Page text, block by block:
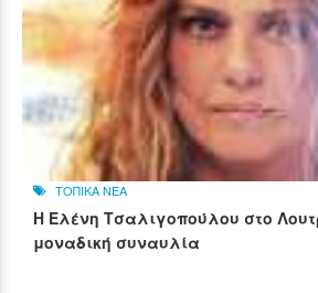
ΤΟΠΙΚΑ ΝΕΑ
Η Ελένη Τσαλιγοπούλου στο
μοναδική συναυλία